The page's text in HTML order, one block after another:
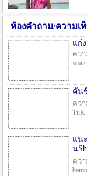
ห้องคำถาม/ความเ
แก่
คว
คัน
คว
แน
น
คว